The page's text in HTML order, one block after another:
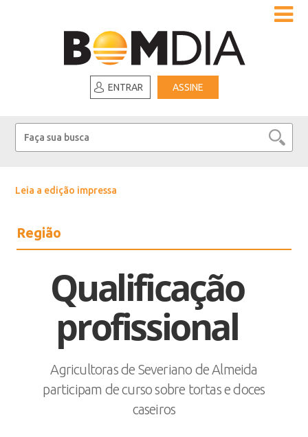
ENTRAR ASSINE
Leia a edição impressa
Região
Qualificação
profissional
Agricultoras de Severiano de Almeida
participam de curso sobre tortas e doces
caseiros